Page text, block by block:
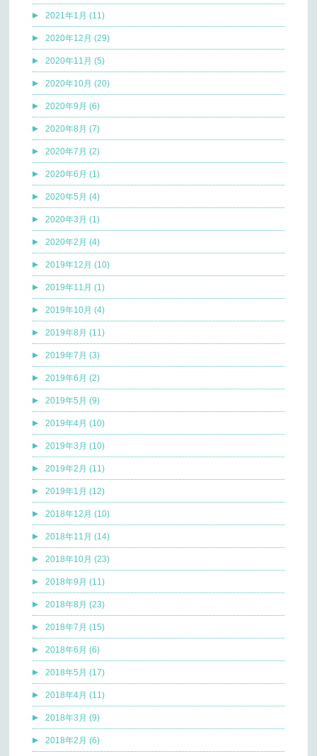
2021年1月 (11)
2020年12月 (29)
2020年11月 (5)
2020年10月 (20)
2020年9月 (6)
2020年8月 (7)
2020年7月 (2)
2020年6月 (1)
2020年5月 (4)
2020年3月 (1)
2020年2月 (4)
2019年12月 (10)
2019年11月 (1)
2019年10月 (4)
2019年8月 (11)
2019年7月 (3)
2019年6月 (2)
2019年5月 (9)
2019年4月 (10)
2019年3月 (10)
2019年2月 (11)
2019年1月 (12)
2018年12月 (10)
2018年11月 (14)
2018年10月 (23)
2018年9月 (11)
2018年8月 (23)
2018年7月 (15)
2018年6月 (6)
2018年5月 (17)
2018年4月 (11)
2018年3月 (9)
2018年2月 (6)